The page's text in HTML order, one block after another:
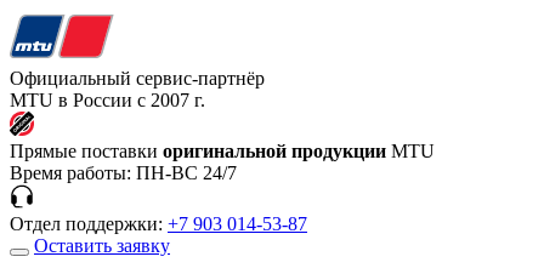
Официальный сервис-партнёр
MTU в России с 2007 г.
Прямые поставки оригинальной продукции MTU
Время работы: ПН-ВС 24/7
Отдел поддержки: +7 903 014-53-87
Оставить заявку